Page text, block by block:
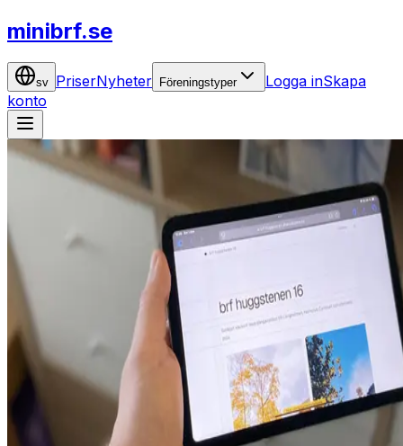
minibrf.se
sv PriserNyheter Föreningstyper Logga inSkapa
konto